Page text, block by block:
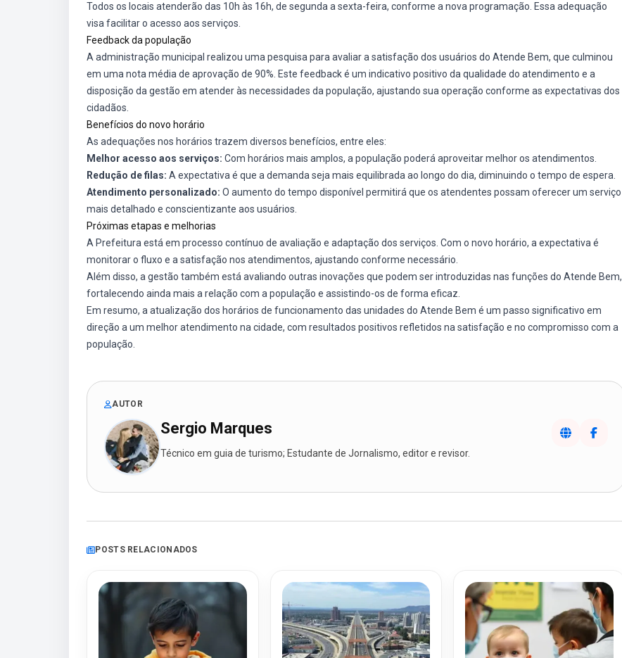
Todos os locais atenderão das 10h às 16h, de segunda a sexta-feira, conforme a nova programação. Essa adequação
visa facilitar o acesso aos serviços.
Feedback da população
A administração municipal realizou uma pesquisa para avaliar a satisfação dos usuários do Atende Bem, que culminou
em uma nota média de aprovação de 90%. Este feedback é um indicativo positivo da qualidade do atendimento e a
disposição da gestão em atender às necessidades da população, ajustando sua operação conforme as expectativas dos
cidadãos.
Benefícios do novo horário
As adequações nos horários trazem diversos benefícios, entre eles:
Melhor acesso aos serviços: Com horários mais amplos, a população poderá aproveitar melhor os atendimentos.
Redução de filas: A expectativa é que a demanda seja mais equilibrada ao longo do dia, diminuindo o tempo de espera.
Atendimento personalizado: O aumento do tempo disponível permitirá que os atendentes possam oferecer um serviço
mais detalhado e conscientizante aos usuários.
Próximas etapas e melhorias
A Prefeitura está em processo contínuo de avaliação e adaptação dos serviços. Com o novo horário, a expectativa é
monitorar o fluxo e a satisfação nos atendimentos, ajustando conforme necessário.
Além disso, a gestão também está avaliando outras inovações que podem ser introduzidas nas funções do Atende Bem,
fortalecendo ainda mais a relação com a população e assistindo-os de forma eficaz.
Em resumo, a atualização dos horários de funcionamento das unidades do Atende Bem é um passo significativo em
direção a um melhor atendimento na cidade, com resultados positivos refletidos na satisfação e no compromisso com a
população.
AUTOR
Sergio Marques
Técnico em guia de turismo; Estudante de Jornalismo, editor e revisor.
POSTS RELACIONADOS